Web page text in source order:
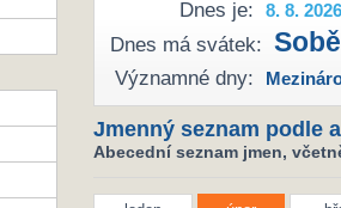
Dnes je: 8. 8.
Dnes má svátek:
Významné dny:
Jmenný seznam podle
Abecední seznam jmen,